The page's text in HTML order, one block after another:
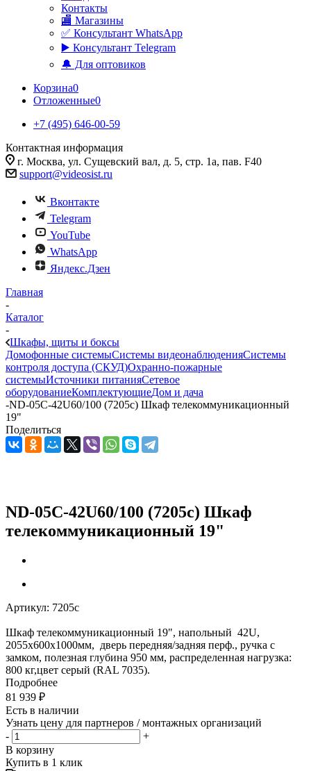
Контакты
🏬 Магазины
✅️ Консультант WhatsApp
▶️ Консультант Telegram
🔔 Для оптовиков
Корзина0
Отложенные0
+7 (495) 646-00-59
Контактная информация
г. Москва, ул. Сущевский вал, д. 5, стр. 1а, пав. F40
support@videosist.ru
Вконтакте
Telegram
YouTube
WhatsApp
Яндекс.Дзен
Главная
-
Каталог
-
Шкафы, щиты и боксы
Домофонные системыСистемы видеонаблюденияСистемы
контроля доступа (СКУД)Охранно-пожарные
системыИсточники питанияСетевое
оборудованиеКомплектующиеДом и дача
-ND-05C-42U60/100 (7205c) Шкаф телекоммуникационный
19"
Поделиться
ND-05C-42U60/100 (7205c) Шкаф
телекоммуникационный 19"
Артикул: 7205c
Шкаф телекоммуникационный 19", напольный 42U,
2055х600x1000мм, дверь передняя/задняя перф., ручка с
замком, полезная глубина 950 мм, распределенная нагрузка:
800 кг,цвет серый (RAL 7035).
Подробнее
81 939 ₽
Есть в наличии
Узнать цену для партнеров / монтажных организаций
-
+
В корзину
Купить в 1 клик